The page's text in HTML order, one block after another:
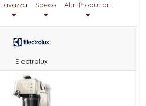
Lavazza Saeco Altri Produttori
Electrolux